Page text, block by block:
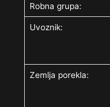
Robna grupa:
Uvoznik:
Zemlja porekla: